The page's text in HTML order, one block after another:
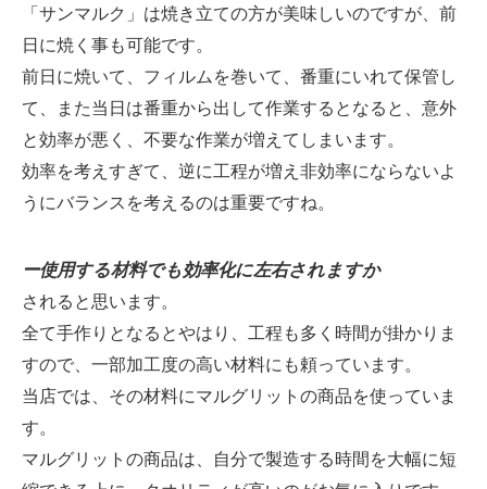
「サンマルク」は焼き立ての方が美味しいのですが、前
日に焼く事も可能です。
前日に焼いて、フィルムを巻いて、番重にいれて保管し
て、また当日は番重から出して作業するとなると、意外
と効率が悪く、不要な作業が増えてしまいます。
効率を考えすぎて、逆に工程が増え非効率にならないよ
うにバランスを考えるのは重要ですね。
ー使用する材料でも効率化に左右されますか
されると思います。
全て手作りとなるとやはり、工程も多く時間が掛かりま
すので、一部加工度の高い材料にも頼っています。
当店では、その材料にマルグリットの商品を使っていま
す。
マルグリットの商品は、自分で製造する時間を大幅に短